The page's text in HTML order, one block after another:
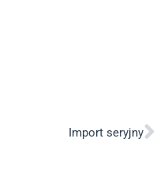
Import seryjny